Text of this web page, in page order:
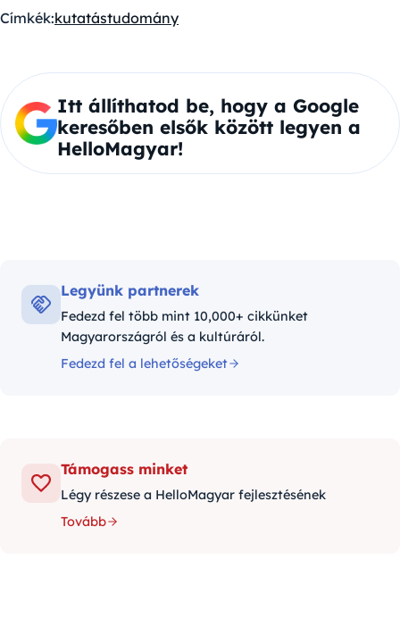
Címkék:kutatástudomány
Itt állíthatod be, hogy a Google
keresőben elsők között legyen a
HelloMagyar!
Legyünk partnerek
Fedezd fel több mint 10,000+ cikkünket
Magyarországról és a kultúráról.
Fedezd fel a lehetőségeket
Támogass minket
Légy részese a HelloMagyar fejlesztésének
Tovább